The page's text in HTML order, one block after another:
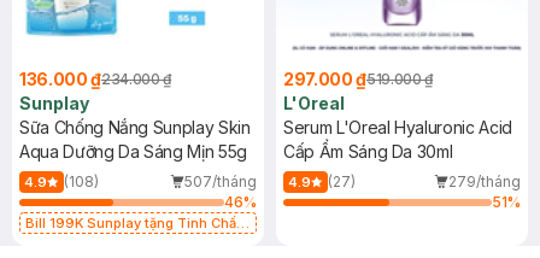
136.000 ₫234.000 ₫
Sunplay
Sữa Chống Nắng Sunplay Skin
Aqua Dưỡng Da Sáng Mịn 55g
4.9 (108)
507/tháng
46%
Bill 199K Sunplay tặng Tinh Chất
297.000 ₫519.000 ₫
L'Oreal
Serum L'Oreal Hyaluronic Acid
Cấp Ẩm Sáng Da 30ml
4.9 (27)
279/tháng
51%